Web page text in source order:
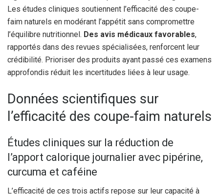
Les études cliniques soutiennent l’efficacité des coupe-
faim naturels en modérant l’appétit sans compromettre
l’équilibre nutritionnel. Des avis médicaux favorables,
rapportés dans des revues spécialisées, renforcent leur
crédibilité. Prioriser des produits ayant passé ces examens
approfondis réduit les incertitudes liées à leur usage.
Données scientifiques sur
l’efficacité des coupe-faim naturels
Études cliniques sur la réduction de
l’apport calorique journalier avec pipérine,
curcuma et caféine
L’efficacité de ces trois actifs repose sur leur capacité à